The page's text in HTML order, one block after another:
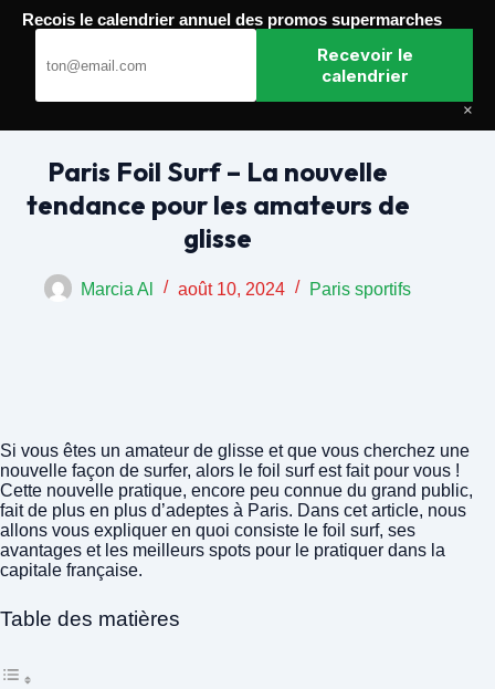
Paris Foil Surf – La nouvelle
tendance pour les amateurs de
glisse
Marcia Al août 10, 2024 Paris sportifs
Si vous êtes un amateur de glisse et que vous cherchez une
nouvelle façon de surfer, alors le foil surf est fait pour vous !
Cette nouvelle pratique, encore peu connue du grand public,
fait de plus en plus d’adeptes à Paris. Dans cet article, nous
allons vous expliquer en quoi consiste le foil surf, ses
avantages et les meilleurs spots pour le pratiquer dans la
capitale française.
Table des matières
Recois le calendrier annuel des promos supermarches
Recevoir le
calendrier
×